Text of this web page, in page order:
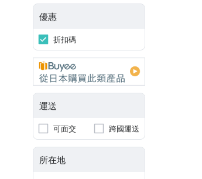
優惠
折扣碼
運送
可面交 跨國運送
所在地